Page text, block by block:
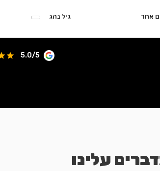
אחר גיל נהג
5.0/5
עלינו